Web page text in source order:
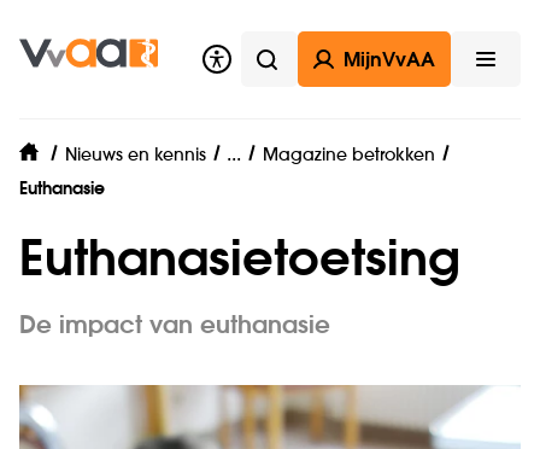
Zoeken
MijnVvAA
home
Nieuws en kennis ... Ledenthema
Magazine betrokken
Euthanasie
Euthanasietoetsing
De impact van euthanasie